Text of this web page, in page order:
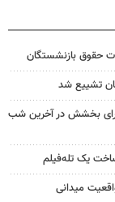
حقوق بازنشستگان
تشییع شد
بخشش در آخرین شب
یک تله‌فیلم
میدانی